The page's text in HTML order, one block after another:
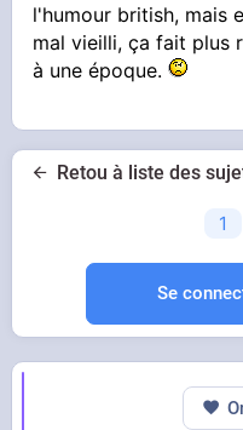
l'humour british, mais
mal vieilli, ça fait plus
à une époque.
Retou à liste des
1
Se